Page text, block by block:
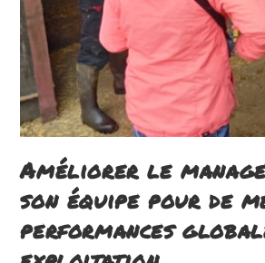
Améliorer le
son équipe pour de
performances